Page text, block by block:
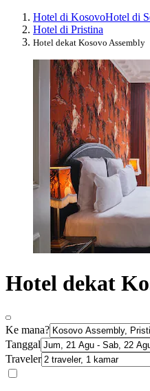
Hotel di KosovoHotel di
Hotel di Pristina
Hotel dekat Kosovo Assembly
Hotel dekat
Ke mana?
Tanggal
Traveler